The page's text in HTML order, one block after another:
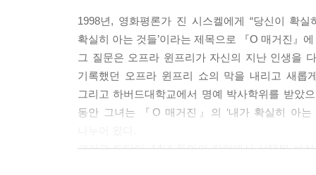
1998년, 영화평론가 진 시스켈에게 “당신이 확
확실히 아는 것들’이라는 제목으로 『O 매거진』
그 질문은 오프라 윈프리가 자신의 지난 인생을
기록했던 오프라 윈프리 쇼의 막을 내리고 새롭
그리고 하버드대학교에서 명예 박사학위를 받았
동안 그녀는 『O 매거진』의 ‘내가 확실히 아
그리고 드디어, 14년 동안의 칼럼에서 선택된 보